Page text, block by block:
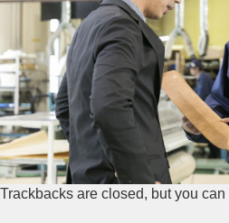
Trackbacks are closed, but you can